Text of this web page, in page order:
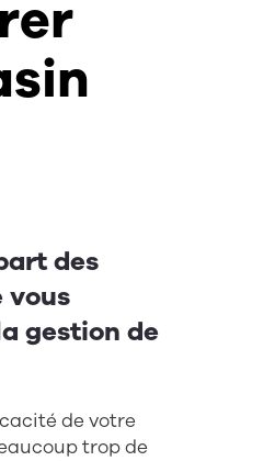
des
vous
gestion de
de votre
trop de